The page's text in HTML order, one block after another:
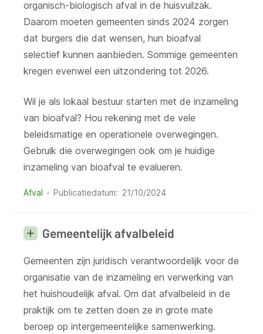
organisch-biologisch afval in de huisvuilzak.
Daarom moeten gemeenten sinds 2024 zorgen
dat burgers die dat wensen, hun bioafval
selectief kunnen aanbieden. Sommige gemeenten
kregen evenwel een uitzondering tot 2026.
Wil je als lokaal bestuur starten met de inzameling
van bioafval? Hou rekening met de vele
beleidsmatige en operationele overwegingen.
Gebruik die overwegingen ook om je huidige
inzameling van bioafval te evalueren.
Afval Publicatiedatum 21/10/2024
Gemeentelijk afvalbeleid
Gemeenten zijn juridisch verantwoordelijk voor de
organisatie van de inzameling en verwerking van
het huishoudelijk afval. Om dat afvalbeleid in de
praktijk om te zetten doen ze in grote mate
beroep op intergemeentelijke samenwerking.